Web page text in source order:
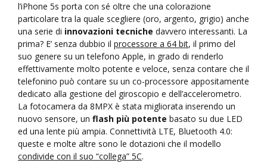
l’iPhone 5s porta con sé oltre che una colorazione
particolare tra la quale scegliere (oro, argento, grigio) anche
una serie di innovazioni tecniche davvero interessanti. La
prima? E’ senza dubbio il processore a 64 bit, il primo del
suo genere su un telefono Apple, in grado di renderlo
effettivamente molto potente e veloce, senza contare che il
telefonino può contare su un co-processore appositamente
dedicato alla gestione del giroscopio e dell’accelerometro.
La fotocamera da 8MPX è stata migliorata inserendo un
nuovo sensore, un flash più potente basato su due LED
ed una lente più ampia. Connettività LTE, Bluetooth 4.0:
queste e molte altre sono le dotazioni che il modello
condivide con il suo “collega” 5C.